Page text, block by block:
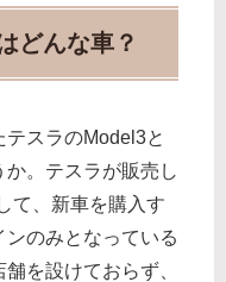
どんな車？
スラのModel3と
。テスラが販売し
て、新車を購入す
のみとなっている
を設けておらず、